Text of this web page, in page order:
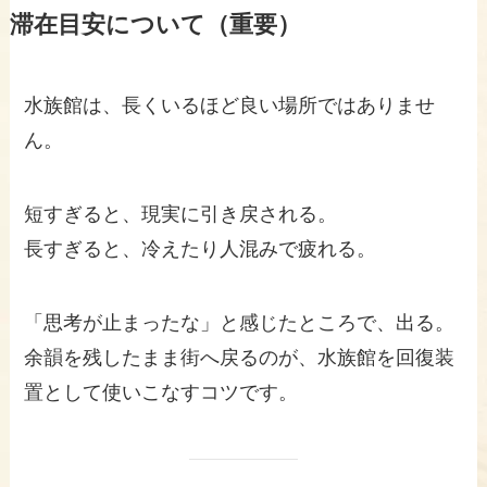
滞在目安について（重要）
水族館は、長くいるほど良い場所ではありませ
ん。
短すぎると、現実に引き戻される。
長すぎると、冷えたり人混みで疲れる。
「思考が止まったな」と感じたところで、出る。
余韻を残したまま街へ戻るのが、水族館を回復装
置として使いこなすコツです。